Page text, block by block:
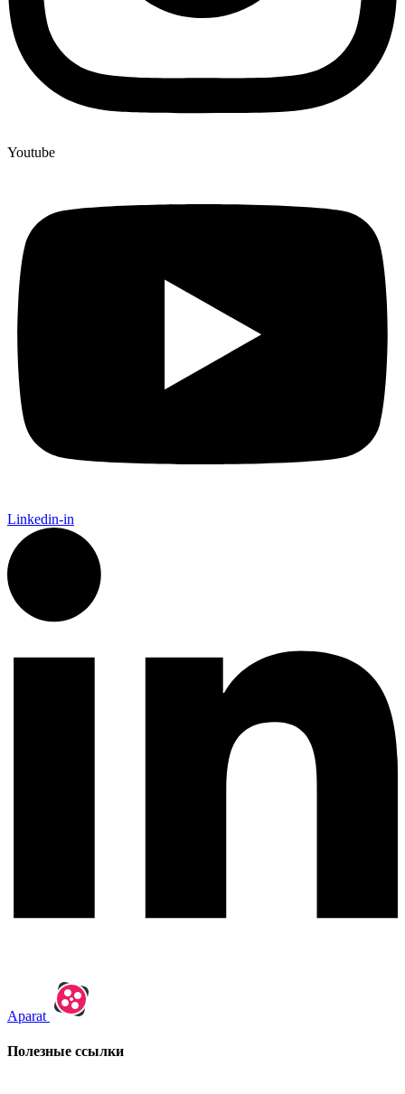
Youtube
Linkedin-in
Aparat
Полезные ссылки